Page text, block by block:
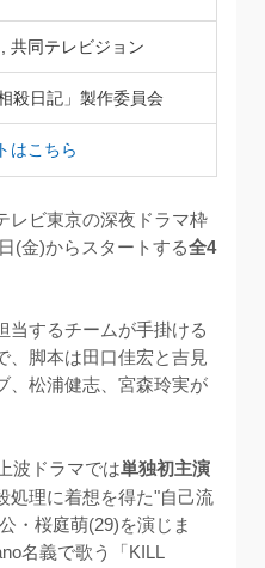
共同テレビジョン
殺日記」製作委員会
はこちら
レビ東京の深夜ドラマ枠
(金)からスタートする全4
当するチームが手掛ける
、脚本は田口佳宏と吉見
、松浦健志、宮森玲実が
波ドラマでは単独初主演
処理に着想を得た"自己流
・桜庭萌(29)を演じま
名義で歌う「KILL